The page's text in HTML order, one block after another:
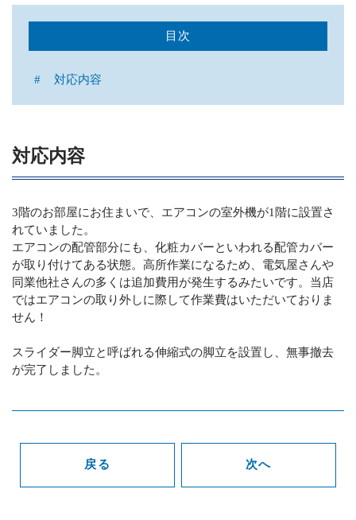
CONTACT
LINEでの受付
24時間受付中
お電話での受付
072-658-6427
受付時間：24時間対応
目次
対応内容
対応内容
3階のお部屋にお住まいで、エアコンの室外機が1階に設置さ
れていました。
エアコンの配管部分にも、化粧カバーといわれる配管カバー
が取り付けてある状態。高所作業になるため、電気屋さんや
同業他社さんの多くは追加費用が発生するみたいです。当店
ではエアコンの取り外しに際して作業費はいただいておりま
せん！
スライダー脚立と呼ばれる伸縮式の脚立を設置し、無事撤去
が完了しました。
戻る 次へ